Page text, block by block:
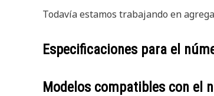
Todavía estamos trabajando en
Especificaciones para el
Modelos compatibles con el